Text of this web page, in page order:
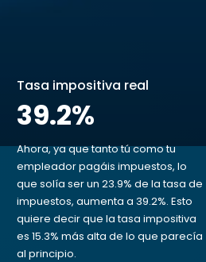
Tasa impositiva real
39.2%
Ahora, ya que tanto tú como tu
empleador pagáis impuestos, lo
que solía ser un 23.9% de la tasa de
impuestos, aumenta a 39.2%. Esto
quiere decir que la tasa impositiva
es 15.3% más alta de lo que parecía
al principio.